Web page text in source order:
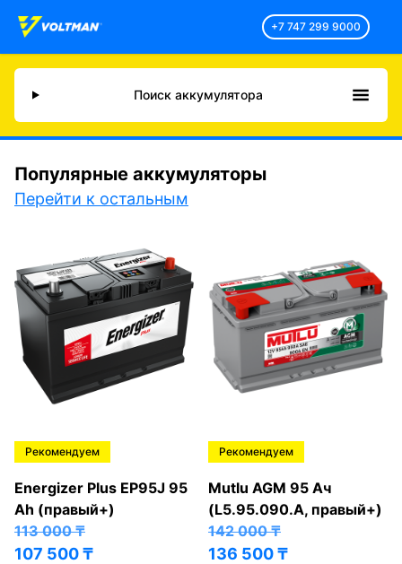
+7 747 299 9000
Поиск аккумулятора
Популярные аккумуляторы
Перейти к остальным
Рекомендуем
Energizer Plus EP95J 95
Ah (правый+)
113 000₸
107 500₸
Рекомендуем
Mutlu AGM 95 Ач
(L5.95.090.A, правый+)
142 000₸
136 500₸